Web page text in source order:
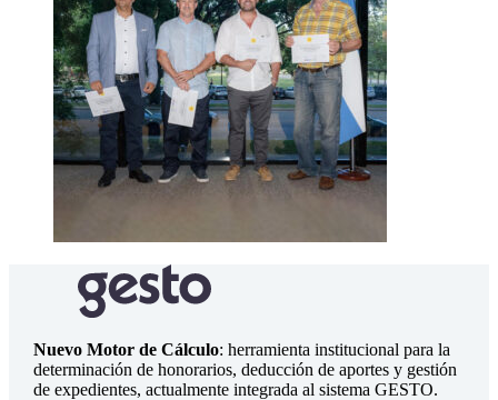
Nuevo Motor de Cálculo: herramienta institucional para la
determinación de honorarios, deducción de aportes y gestión
de expedientes, actualmente integrada al sistema GESTO.